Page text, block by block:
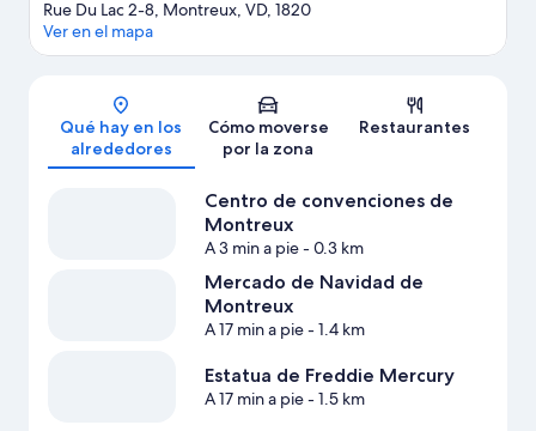
Mapa
Rue Du Lac 2-8, Montreux, VD, 1820
Ver en el mapa
Qué hay en los
alrededores
Cómo moverse
por la zona
Restaurantes
Centro de convenciones de
Montreux
A 3 min a pie- 0.3 km
Mercado de Navidad de
Montreux
A 17 min a pie- 1.4 km
Estatua de Freddie Mercury
A 17 min a pie- 1.5 km